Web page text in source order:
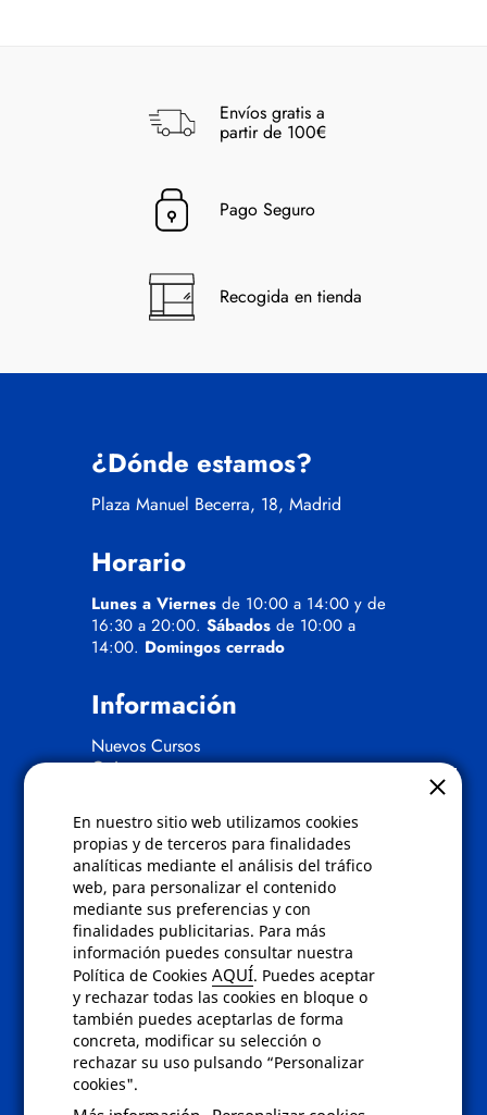
En nuestro sitio web utilizamos cookies
propias y de terceros para finalidades
analíticas mediante el análisis del tráfico
web, para personalizar el contenido
mediante sus preferencias y con
finalidades publicitarias. Para más
información puedes consultar nuestra
Política de CookiesAQUÍ. Puedes aceptar
y rechazar todas las cookies en bloque o
también puedes aceptarlas de forma
concreta, modificar su selección o
rechazar su uso pulsando “Personalizar
cookies".
Envíos gratis a
partir de 100€
Pago Seguro
Recogida en tienda
¿Dónde estamos?
Plaza Manuel Becerra, 18, Madrid
Horario
Lunes a Viernes de 10:00 a 14:00 y de
16:30 a 20:00. Sábados de 10:00 a
14:00. Domingos cerrado
Información
Nuevos Cursos
Quienes somos
Políticas
Condiciones de compra
Aviso de privacidad
Cookies
Bajas comunicados comerciales
Derecho de desistimiento
Preguntas frecuentes
Contacto
Envíanos un email a